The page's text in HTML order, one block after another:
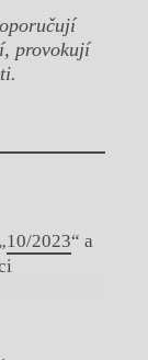
provokují
10/2023“ a